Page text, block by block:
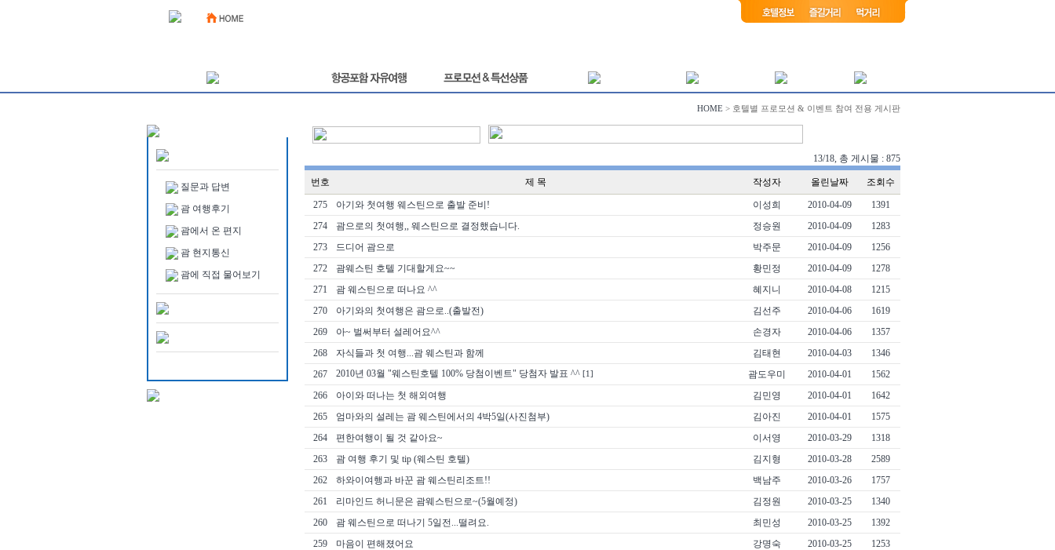
HOME > 호텔별 프로모션 & 이벤트 참여 전용 게시판
질문과 답변
괌 여행후기
괌에서 온 편지
괌 현지통신
괌에 직접 물어보기
13/18, 총 게시물 : 875
번호 제 목 작성자 올린날짜 조회수
275 아기와 첫여행 웨스틴으로 출발 준비! 이성희 2010-04-09
1391
274
괌으로의 첫여행,, 웨스틴으로 결정했습니다. 정승원 2010-04-09
1283
273
드디어 괌으로 박주문 2010-04-09
1256
272
괌웨스틴 호텔 기대할게요~~ 황민정 2010-04-09
1278
271
괌 웨스틴으로 떠나요 ^^ 혜지니 2010-04-08
1215
270
아기와의 첫여행은 괌으로..(출발전) 김선주 2010-04-06
1619
269
아~ 벌써부터 설레어요^^ 손경자 2010-04-06
1357
268
자식들과 첫 여행...괌 웨스틴과 함께 김태현 2010-04-03
1346
267
2010년 03월 "웨스틴호텔 100% 당첨이벤트" 당첨자 발표 ^^ [1] 괌도우미 2010-04-01
1562
266
아이와 떠나는 첫 해외여행 김민영 2010-04-01
1642
265
엄마와의 설레는 괌 웨스틴에서의 4박5일(사진첨부) 김아진 2010-04-01
1575
264
편한여행이 될 것 같아요~ 이서영 2010-03-29
1318
263
괌 여행 후기 및 tip (웨스틴 호텔) 김지형 2010-03-28
2589
262
하와이여행과 바꾼 괌 웨스틴리조트!! 백남주 2010-03-26
1757
261
리마인드 허니문은 괌웨스틴으로~(5월예정) 김정원 2010-03-25
1340
260
괌 웨스틴으로 떠나기 5일전...떨려요. 최민성 2010-03-25
1392
259
마음이 편해졌어요 강명숙 2010-03-25
1253